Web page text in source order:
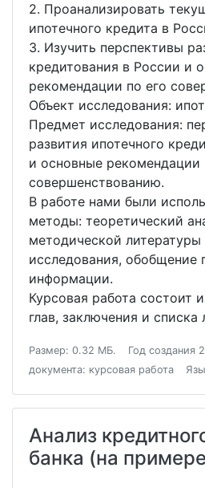
2. Проанализировать
ипотечного кредита в
3. Изучить перспективы
кредитования в России и
рекомендации по его
Объект исследования:
Предмет исследования:
развития ипотечного
и основные рекомендации
совершенствованию.
В работе нами были
методы: теоретический
методической
исследования, обобщение
информации.
Курсовая работа состоит
глав, заключения и списка
Размер: 0.32 МБ. Год создания
документа: курсовая работа
Анализ
банка (на